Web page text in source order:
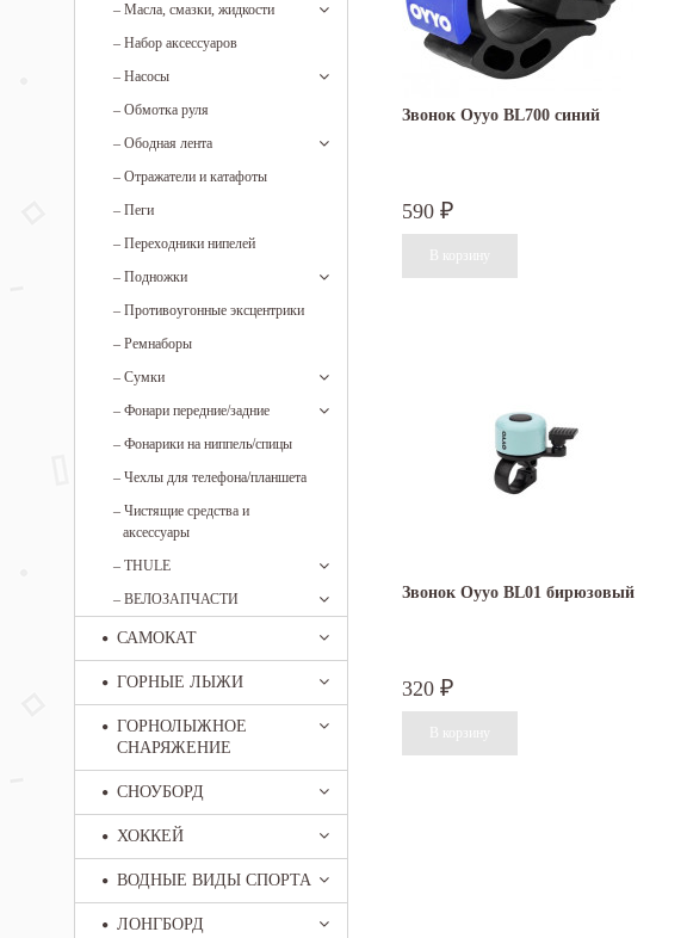
– Масла, смазки, жидкости
– Набор аксессуаров
– Насосы
– Обмотка руля
– Ободная лента
– Отражатели и катафоты
– Пеги
– Переходники нипелей
– Подножки
– Противоугонные эксцентрики
– Ремнаборы
– Сумки
– Фонари передние/задние
– Фонарики на ниппель/спицы
– Чехлы для телефона/планшета
– Чистящие средства и
аксессуары
– THULE
– ВЕЛОЗАПЧАСТИ
САМОКАТ
ГОРНЫЕ ЛЫЖИ
ГОРНОЛЫЖНОЕ
СНАРЯЖЕНИЕ
СНОУБОРД
ХОККЕЙ
ВОДНЫЕ ВИДЫ СПОРТА
ЛОНГБОРД
Звонок Oyyo BL700 синий
590 ₽
Звонок Oyyo BL01 бирюзовый
320 ₽